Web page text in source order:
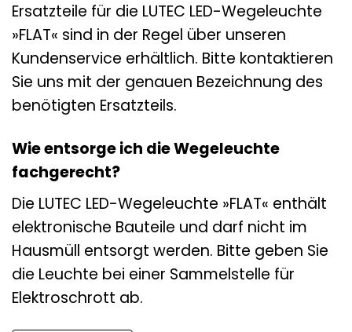
Ersatzteile für die LUTEC LED-Wegeleuchte
»FLAT« sind in der Regel über unseren
Kundenservice erhältlich. Bitte kontaktieren
Sie uns mit der genauen Bezeichnung des
benötigten Ersatzteils.
Wie entsorge ich die Wegeleuchte
fachgerecht?
Die LUTEC LED-Wegeleuchte »FLAT« enthält
elektronische Bauteile und darf nicht im
Hausmüll entsorgt werden. Bitte geben Sie
die Leuchte bei einer Sammelstelle für
Elektroschrott ab.